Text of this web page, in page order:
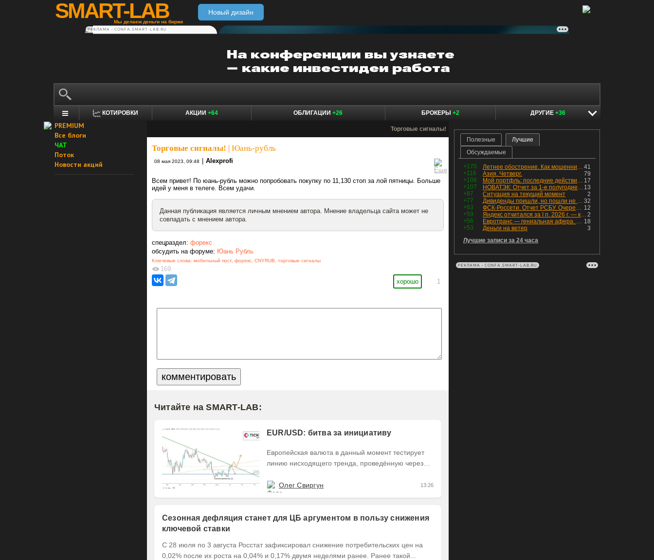
SMART-LAB
Мы делаем деньги на бирже
Новый дизайн
РЕКЛАМА • CONFA.SMART-LAB.RU
КОТИРОВКИ АКЦИИ +64 ОБЛИГАЦИИ +26 БРОКЕРЫ +2 ДРУГИЕ +36
PREMIUM
Все блоги
ЧАТ
Поток
Новости акций
Торговые сигналы!
Торговые сигналы! Юань-рубль
08 мая 2023, 09:48 Alexprofi
Всем привет! По юань-рубль можно попробовать покупку по 11,130 стоп за лой пятницы. Больше
идей у меня в телеге. Всем удачи.
Данная публикация является личным мнением автора. Мнение владельца сайта может не
совпадать с мнением автора.
спецраздел: форекс
обсудить на форуме: Юань Рубль
Ключевые слова: мобильный пост, форекс, CNYRUB, торговые сигналы
169
хорошо
1
Читайте на SMART-LAB:
EUR/USD: битва за инициативу
Европейская валюта в данный момент тестирует
линию нисходящего тренда, проведённую через
формированием...
Олег Свиргун 13:26
Сезонная дефляция станет для ЦБ аргументом в пользу снижения
ключевой ставки
С 28 июля по 3 августа Росстат зафиксировал снижение потребительских цен на
0,02% после их роста на 0,04% и 0,17% двумя неделями ранее. Ранее такой...
Полезные
Лучшие
Обсуждаемые
+170 41
Летнее обострение. Как мошенники пытаются подсунуть кнопку "БАБЛО" девушкам
+116
79
Азия. Четверг.
+108
17
Мой портфль: последние действия и текущая структура. Краткий комментарий по всем позициям
+107
13
НОВАТЭК: Отчет за 1-е полугодие 2026 - прибыль продолжает падать, но лучшее впереди, если не прилетит
+87
2
Ситуация на текущий момент
+77
32
Дивиденды пришли, но пошли не туда
+63
12
ФСК-Россети. Отчет РСБУ. Очередная допка - бомбовые новости в эфире
+59
2
Яндекс отчитался за I п. 2026 г. — компания увеличила инвестиции и долг. Buyback начал работать, продали Авто.Ру.
+56
18
Евротранс — гениальная афера. Собрал с инвесторов денег, выплатил дивидендов больше текущей капитализации и ушёл в дефолт
+53
3
Деньги на ветер
Лучшие записи за 24 часа
РЕКЛАМА • CONFA.SMART-LAB.RU